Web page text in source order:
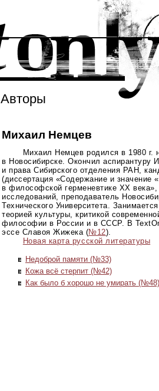
Авторы
Михаил Немцев
Михаил Немцев родился в 1980 г.
в Новосибирске. Окончил аспирантуру
и права Сибирского отделения РАН,
(диссертация «Содержание и значение
в философской герменевтике ХХ
исследований, преподаватель
Технического Университета.
теорией культуры, критикой
философии в России и в СССР. В
эссе Славоя Жижека (№12).
Новая карта русской литературы
Недоброй памяти (№33)
Кожа всё стерпит (№42)
Как было б хорошо не умирать (№48)